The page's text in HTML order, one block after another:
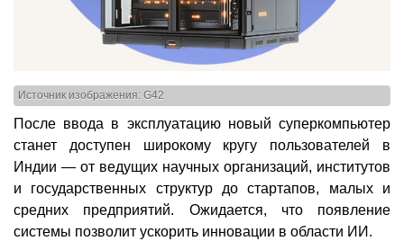
Источник изображения: G42
После ввода в эксплуатацию новый суперкомпьютер
станет доступен широкому кругу пользователей в
Индии — от ведущих научных организаций, институтов
и государственных структур до стартапов, малых и
средних предприятий. Ожидается, что появление
системы позволит ускорить инновации в области ИИ.